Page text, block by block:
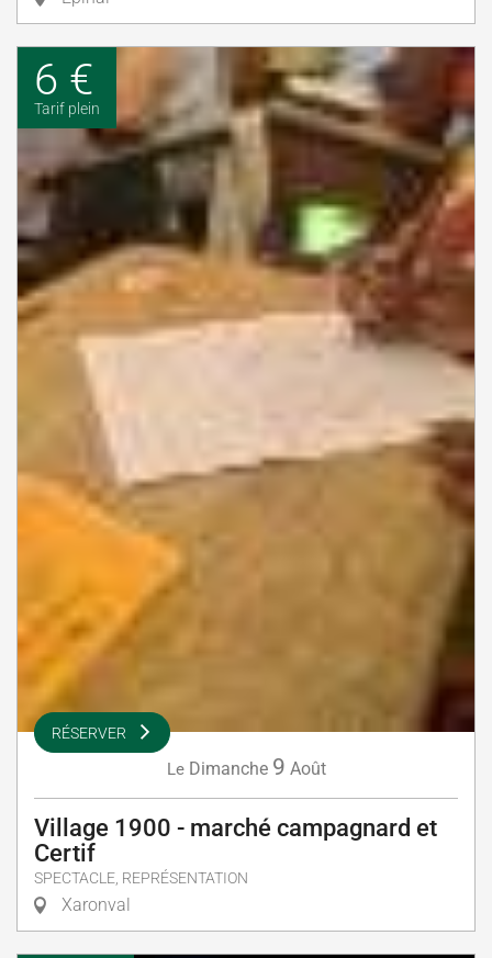
6 €
Tarif plein
RÉSERVER
Le Dimanche 9 Août
Village 1900 - marché campagnard et
Certif
SPECTACLE, REPRÉSENTATION
Xaronval